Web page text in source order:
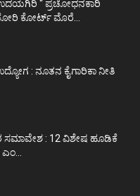
ಉದಯಗಿರಿ “ ಪ್ರಚೋಧನಕಾರಿ
ಕೋರ್ಟ್‌ ಮೊರೆ...
: ನೂತನ ಕೈಗಾರಿಕಾ ನೀತಿ
ಸಮಾವೇಶ : 12 ವಿಶೇಷ ಹೂಡಿಕೆ